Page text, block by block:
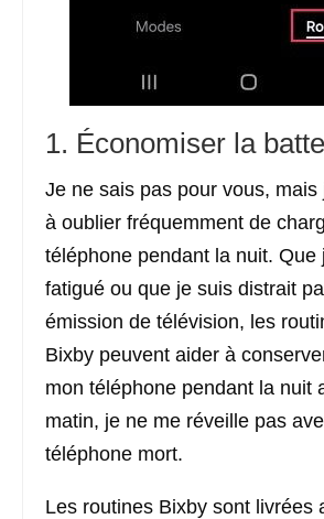
1. Économiser la
Je ne sais pas pour vous, mais
à oublier fréquemment de
téléphone pendant la nuit. Que
fatigué ou que je suis distrait
émission de télévision, les
Bixby peuvent aider à
mon téléphone pendant la nuit
matin, je ne me réveille pas
téléphone mort.
Les routines Bixby sont livrées